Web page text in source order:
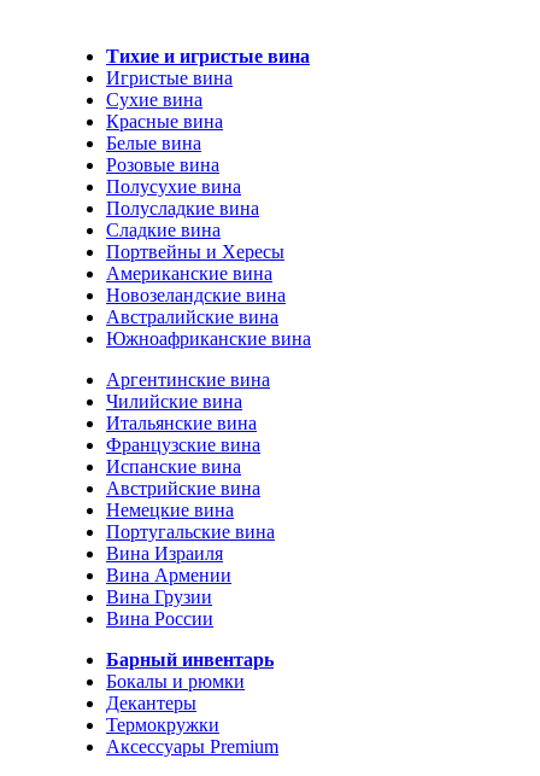
Тихие и игристые вина
Игристые вина
Сухие вина
Красные вина
Белые вина
Розовые вина
Полусухие вина
Полусладкие вина
Сладкие вина
Портвейны и Хересы
Американские вина
Новозеландские вина
Австралийские вина
Южноафриканские вина
Аргентинские вина
Чилийские вина
Итальянские вина
Французские вина
Испанские вина
Австрийские вина
Немецкие вина
Португальские вина
Вина Израиля
Вина Армении
Вина Грузии
Вина России
Барный инвентарь
Бокалы и рюмки
Декантеры
Термокружки
Аксессуары Premium